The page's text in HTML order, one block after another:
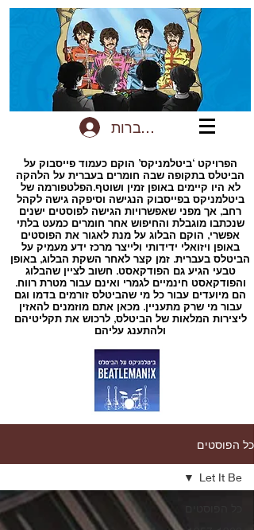
להתחברות
הפרויקט ‘ביטלמניקס’ הוקם כעמוד פייסבוק על
הביטלס בתקופה שבה חומרים בעברית על הלהקה
לא היו קיימים באופן זמין ושוטף.הפלטפורמה של
ביטלמניקס בפייסבוק הנגישה וסיפקה גישה לקהל
רחב, אך מפני שאפשרויות הגישה לפוסטים ישנים
שנכתבו מוגבלת והחיפוש אחר חומרים כמעט בלתי
אפשרי, הוקם הבלוג על מנת לאגור את הפוסטים
באופן ויזואלי ידידותי ולייצר מרכז ידע מעמיק על
הביטלס בעברית. זמן קצר לאחר השקת הבלוג, באופן
טבעי הגיע גם הפודקאסט. חשוב לציין שהבלוג
והפודקאסט חינמיים לגמרי ואינם עבור מטרת רווח.
הם מיועדים עבור כל מי שהביטלס זורמים בדמו וגם
עבור מי שרק מתעניין. מכאן אתם מוזמנים להאזין
ליצירות המלאות של הביטלס, לרכוש את תקליטיהם
ולהתענג עליהם
כל הפוסטים
Let It Be